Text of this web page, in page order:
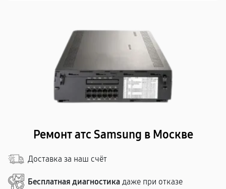
Ремонт атс Samsung в Москве
Доставка за наш счёт
Бесплатная диагностика даже при отказе